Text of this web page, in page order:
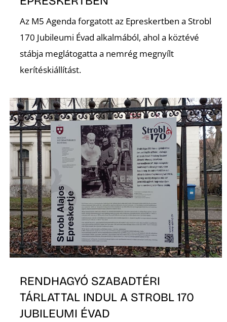
Az M5 Agenda forgatott az Epreskertben a Strobl
170 Jubileumi Évad alkalmából, ahol a köztévé
stábja meglátogatta a nemrég megnyílt
kerítéskiállítást.
RENDHAGYÓ SZABADTÉRI
TÁRLATTAL INDUL A STROBL 170
JUBILEUMI ÉVAD